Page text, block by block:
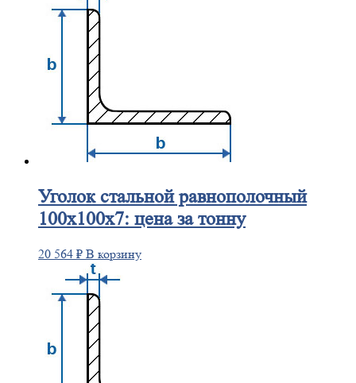
Уголокстальной равнополочный
100х100х7: цена за тонну
20 564 ₽ В корзину